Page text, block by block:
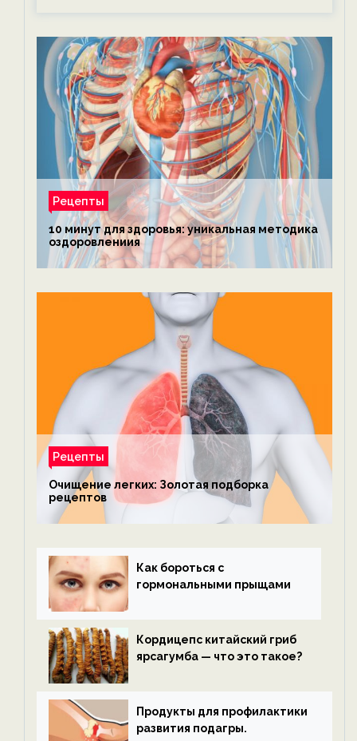
Рецепты
10 минут для здоровья: уникальная методика
оздоровлениия
Рецепты
Очищение легких: Золотая подборка
рецептов
Как бороться с
гормональными прыщами
Кордицепс китайский гриб
ярсагумба — что это такое?
Продукты для профилактики
развития подагры.